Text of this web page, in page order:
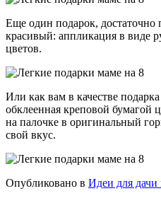
Еще один подарок,
красивый: аппликация в виде
цветов.
Или как вам в качестве
обклеенная креповой бумагой
на палочке в оригинальный
свой вкус.
Опубликовано в Идеи для дачи